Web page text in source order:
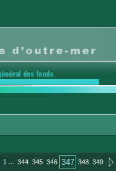
1 ... 344 345 346 347 348 349